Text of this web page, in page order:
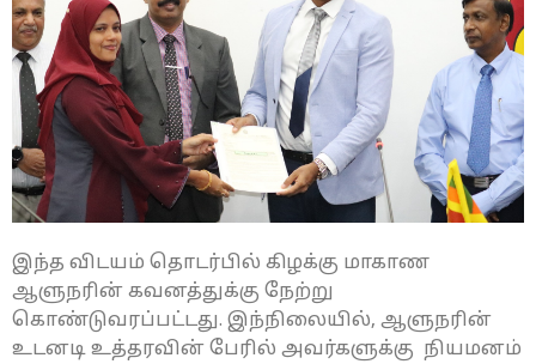
இந்த விடயம் தொடர்பில் கிழக்கு மாகாண
ஆளுநரின் கவனத்துக்கு நேற்று
கொண்டுவரப்பட்டது. இந்நிலையில், ஆளுநரின்
உடனடி உத்தரவின் பேரில் அவர்களுக்கு நியமனம்